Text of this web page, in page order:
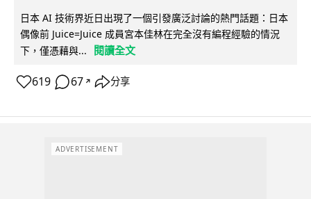
日本 AI 技術界近日出現了一個引發廣泛討論的熱門話題：日本
偶像前 Juice=Juice 成員宮本佳林在完全沒有編程經驗的情況
下，僅憑藉與...
閱讀全文
619 67 ↗ 分享
ADVERTISEMENT